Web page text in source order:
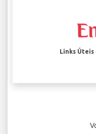
Links Úteis